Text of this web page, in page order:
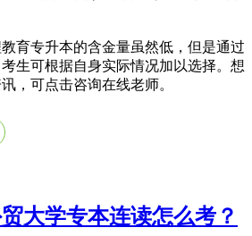
专升本的含金量虽然低，但是通过
生可根据自身实际情况加以选择。想
，可点击咨询在线老师。
大学专本连读怎么考？